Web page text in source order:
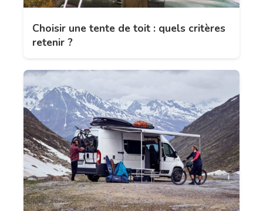
Choisir une tente de toit : quels critères
retenir ?